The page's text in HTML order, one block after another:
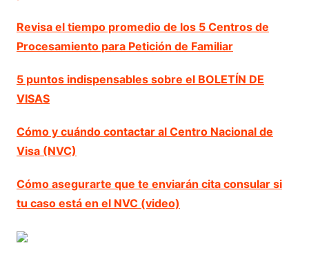
Revisa el tiempo promedio de los 5 Centros de
Procesamiento para Petición de Familiar
5 puntos indispensables sobre el BOLETÍN DE
VISAS
Cómo y cuándo contactar al Centro Nacional de
Visa (NVC)
Cómo asegurarte que te enviarán cita consular si
tu caso está en el NVC (video)